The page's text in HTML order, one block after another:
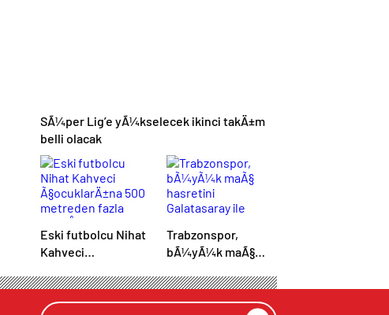
SÃ¼per Lig’e yÃ¼kselecek ikinci takÄ±m
belli olacak
Eski futbolcu Nihat
Kahveci
metreden fazla
yaklaÅamayacak
Trabzonspor,
bÃ¼yÃ¼k maÃ§
Galatasaray ile
bitirmek istiyor